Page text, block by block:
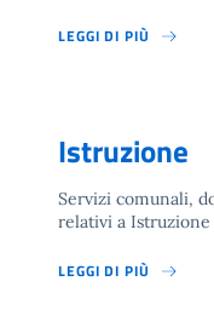
LEGGI DI PIÙ
Istruzione
Servizi comunali,
relativi a Istruzione
LEGGI DI PIÙ